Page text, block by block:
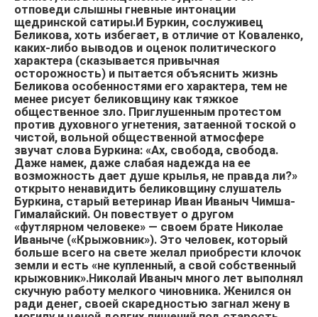
отповеди слышны гневные интонации
щедринской сатиры.И Буркин, сослуживец
Беликова, хоть избегает, в отличие от Коваленко,
каких-либо выводов и оценок политического
характера (сказывается привычная
осторожность) и пытается объяснить жизнь
Беликова особенностями его характера, тем не
менее рисует беликовщину как тяжкое
общественное зло. Приглушенным протестом
против духовного угнетения, затаенной тоской о
чистой, вольной общественной атмосфере
звучат слова Буркина: «Ах, свобода, свобода.
Даже намек, даже слабая надежда на ее
возможность дает душе крылья, не правда ли?»
открыто ненавидить беликовщину слушатель
Буркина, старый ветеринар Иван Иваныч Чимша-
Гималайский. Он повествует о другом
«футлярном человеке» — своем брате Николае
Иваныче («Крыжовник»). Это человек, который
больше всего на свете желал приобрести клочок
земли и есть «не купленный, а свой собственный
крыжовник».Николай Иваныч много лет выполнял
скучную работу мелкого чиновника. Женился он
ради денег, своей скаредностью загнал жену в